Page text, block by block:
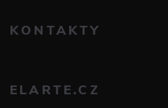
KONTAKTY
776 081 000
ELARTE.CZ